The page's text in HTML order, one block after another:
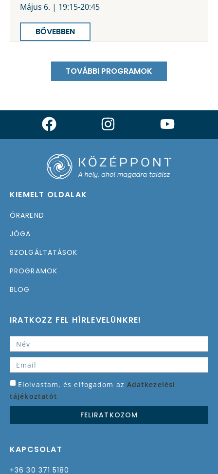
Május 6. | 19:15-20:45
BŐVEBBEN
TOVÁBBI PROGRAMOK
KIEMELT OLDALAK
ÓRAREND
JÓGA
SZOLGÁLTATÁSOK
PROGRAMOK
BLOG
IRATKOZZ FEL HÍRLEVELÜNKRE!
Elolvastam, és elfogadom az Adatkezelési
tájékoztatót
FELIRATKOZOM
KAPCSOLAT
+36 30 371 5180